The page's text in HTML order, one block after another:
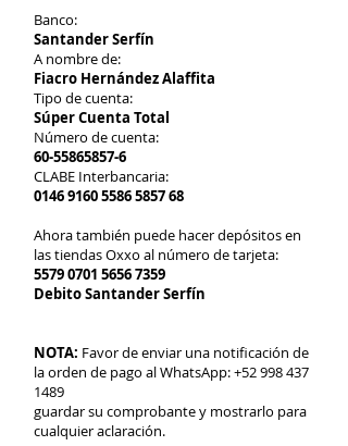
Banco:
Santander Serfín
A nombre de:
Fiacro Hernández Alaffita
Tipo de cuenta:
Súper Cuenta Total
Número de cuenta:
60-55865857-6
CLABE Interbancaria:
0146 9160 5586 585768
Ahora también puede hacer depósitos en
las tiendas Oxxo al número de tarjeta:
5579 0701 5656 7359
Debito Santander Serfín
NOTA: Favor de enviar una notificación de
la orden de pago alWhatsApp:+52 998 437
1489
guardar su comprobante y mostrarlo para
cualquier aclaración.